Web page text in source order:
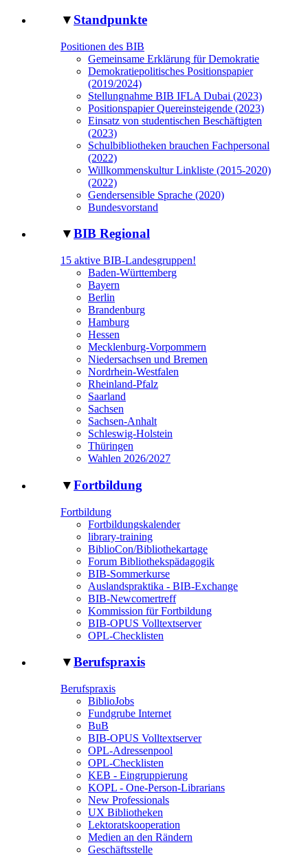
▼ Standpunkte
Positionen des BIB
Gemeinsame Erklärung für Demokratie
Demokratiepolitisches Positionspapier
(2019/2024)
Stellungnahme BIB IFLA Dubai (2023)
Positionspapier Quereinsteigende (2023)
Einsatz von studentischen Beschäftigten
(2023)
Schulbibliotheken brauchen Fachpersonal
(2022)
Willkommenskultur Linkliste (2015-2020)
(2022)
Gendersensible Sprache (2020)
Bundesvorstand
▼BIB Regional
15 aktive BIB-Landesgruppen!
Baden-Württemberg
Bayern
Berlin
Brandenburg
Hamburg
Hessen
Mecklenburg-Vorpommern
Niedersachsen und Bremen
Nordrhein-Westfalen
Rheinland-Pfalz
Saarland
Sachsen
Sachsen-Anhalt
Schleswig-Holstein
Thüringen
Wahlen 2026/2027
▼Fortbildung
Fortbildung
Fortbildungskalender
library-training
BiblioCon/Bibliothekartage
Forum Bibliothekspädagogik
BIB-Sommerkurse
Auslandspraktika - BIB-Exchange
BIB-Newcomertreff
Kommission für Fortbildung
BIB-OPUS Volltextserver
OPL-Checklisten
▼Berufspraxis
Berufspraxis
BiblioJobs
Fundgrube Internet
BuB
BIB-OPUS Volltextserver
OPL-Adressenpool
OPL-Checklisten
KEB - Eingruppierung
KOPL - One-Person-Librarians
New Professionals
UX Bibliotheken
Lektoratskooperation
Medien an den Rändern
Geschäftsstelle